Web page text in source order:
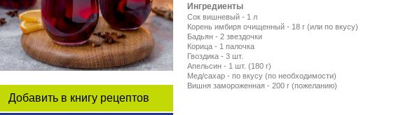
Добавить в книгу рецептов
Ингредиенты
Сок вишневый - 1 л
Корень имбиря очищенный - 18 г (или по вкусу)
Бадьян - 2 звездочки
Корица - 1 палочка
Гвоздика - 3 шт.
Апельсин - 1 шт. (180 г)
Мед/сахар - по вкусу (по необходимости)
Вишня замороженная - 200 г (пожеланию)